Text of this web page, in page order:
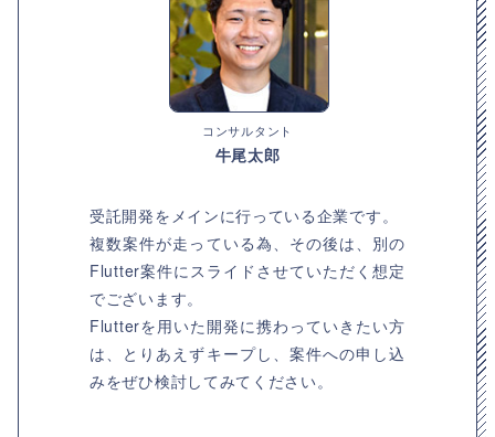
コンサルタント
牛尾太郎
受託開発をメインに行っている企業です。
複数案件が走っている為、その後は、別の
Flutter案件にスライドさせていただく想定
でございます。
Flutterを用いた開発に携わっていきたい方
は、とりあえずキープし、案件への申し込
みをぜひ検討してみてください。